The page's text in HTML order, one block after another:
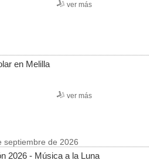
ver más
en Melilla
ver más
septiembre de 2026
2026 - Música a la Luna